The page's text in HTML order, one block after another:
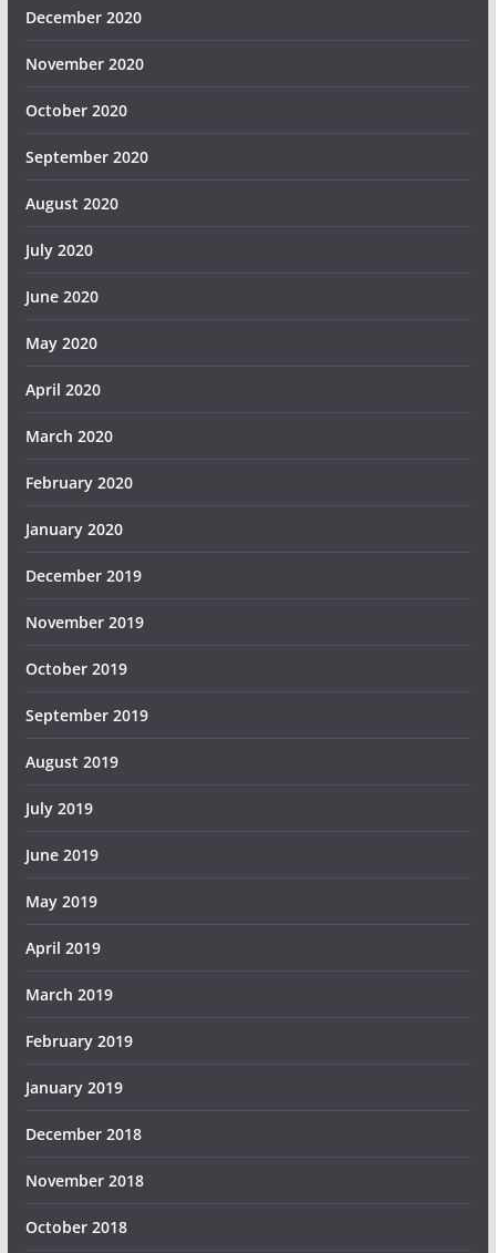
December 2020
November 2020
October 2020
September 2020
August 2020
July 2020
June 2020
May 2020
April 2020
March 2020
February 2020
January 2020
December 2019
November 2019
October 2019
September 2019
August 2019
July 2019
June 2019
May 2019
April 2019
March 2019
February 2019
January 2019
December 2018
November 2018
October 2018